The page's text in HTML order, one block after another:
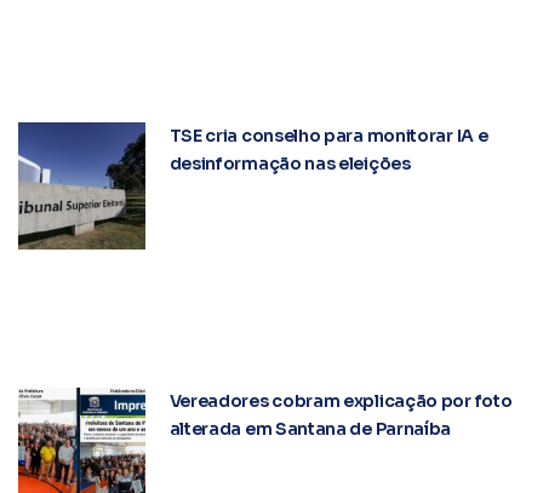
TSE cria conselho para monitorar IA e
desinformação nas eleições
Vereadores cobram explicação por foto
alterada em Santana de Parnaíba